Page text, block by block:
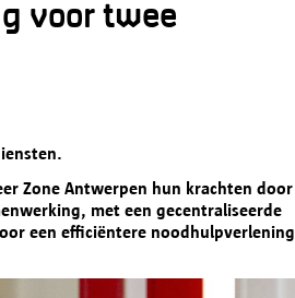
voor twee
Zone Antwerpen hun krachten door
met een gecentraliseerde
een efficiëntere noodhulpverlening